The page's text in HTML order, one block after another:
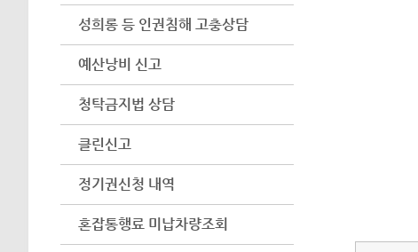
성희롱 등 인권침해 고충상담
예산낭비 신고
청탁금지법 상담
클린신고
정기권신청 내역
혼잡통행료 미납차량조회